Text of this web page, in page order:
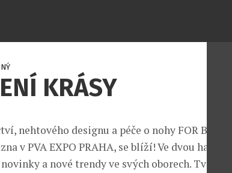
KRÁSY
nehtového designu a péče o nohy FOR
v PVA EXPO PRAHA, se blíží! Ve dvou halách
a nové trendy ve svých oborech. Tváří